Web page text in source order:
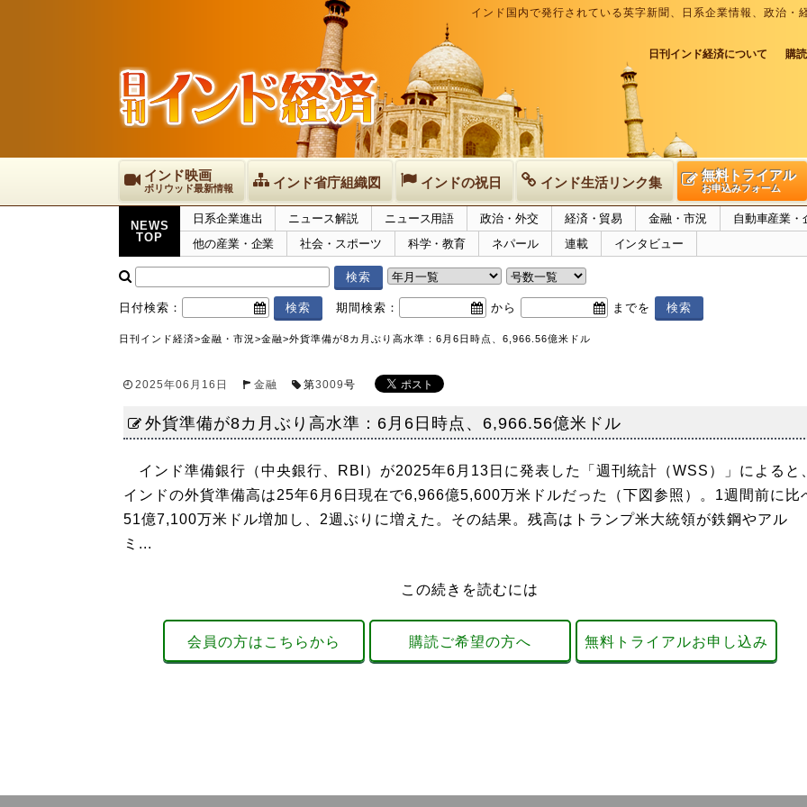
インド国内で発行されている英字新聞、日系企業情報、政治
日刊インド経済について 購
インド映画
ボリウッド最新情報 インド省庁組織図 インドの祝日 インド生活リンク集 無料トライアル
お申込みフォーム
NEWS
TOP
日系企業進出 ニュース解説 ニュース用語 政治・外交 経済・貿易 金融・市況
自動車産業・
他の産業・企業
社会・スポーツ 科学・教育 ネパール 連載 インタビュー
日付検索： 期間検索： から までを
日刊インド経済>金融・市況 >金融>外貨準備が8カ月ぶり高水準：6月6日時点、6,966.56億米ドル
2025年06月16日 金融 第3009号
外貨準備が8カ月ぶり高水準：6月6日時点、6,966.56億米ドル
インド準備銀行（中央銀行、RBI）が2025年6月13日に発表した「週刊統計（WSS）」によると
インドの外貨準備高は25年6月6日現在で6,966億5,600万米ドルだった（下図参照）。1週間前に比
51億7,100万米ドル増加し、2週ぶりに増えた。その結果。残高はトランプ米大統領が鉄鋼やアル
ミ...
この続きを読むには
会員の方はこちらから 購読ご希望の方へ 無料トライアルお申し込み